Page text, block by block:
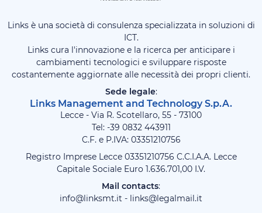
Links è una società di consulenza specializzata in soluzioni di
ICT.
Links cura l'innovazione e la ricerca per anticipare i
cambiamenti tecnologici e sviluppare risposte
costantemente aggiornate alle necessità dei propri clienti.
Sede legale:
Links Management and Technology S.p.A.
Lecce - Via R. Scotellaro, 55 - 73100
Tel: -39 0832 443911
C.F. e P.IVA: 03351210756
Registro Imprese Lecce 03351210756 C.C.I.A.A. Lecce
Capitale Sociale Euro 1.636.701,00 I.V.
Mail contacts:
info@linksmt.it - links@legalmail.it